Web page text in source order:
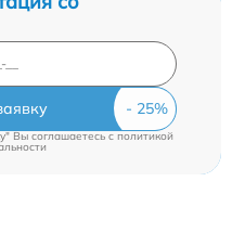
Вы соглашаетесь cполитикой